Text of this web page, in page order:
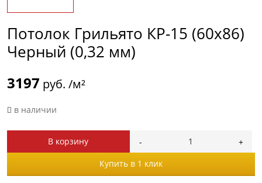
Потолок Грильято КР-15 (60х86)
Черный (0,32 мм)
3197 руб. /м²
в наличии
В корзину
Купить в 1 клик